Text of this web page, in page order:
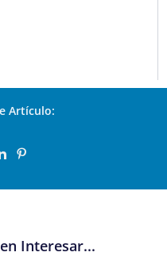
Artículo:
Interesar...